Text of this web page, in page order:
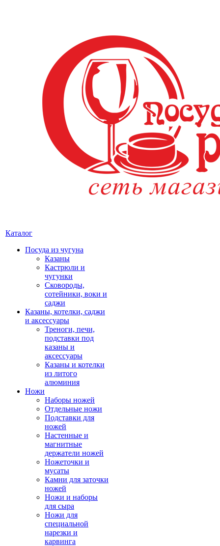
Каталог
Посуда из чугуна
Казаны
Кастрюли и
чугунки
Сковороды,
сотейники, воки и
саджи
Казаны, котелки, саджи
и аксессуары
Треноги, печи,
подставки под
казаны и
аксессуары
Казаны и котелки
из литого
алюминия
Ножи
Наборы ножей
Отдельные ножи
Подставки для
ножей
Настенные и
магнитные
держатели ножей
Ножеточки и
мусаты
Камни для заточки
ножей
Ножи и наборы
для сыра
Ножи для
специальной
нарезки и
карвинга